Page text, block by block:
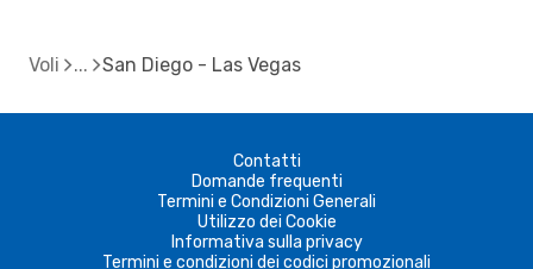
Voli San Diego - Las Vegas
Contatti
Domande frequenti
Termini e Condizioni Generali
Utilizzo dei Cookie
Informativa sulla privacy
Termini e condizioni dei codici promozionali